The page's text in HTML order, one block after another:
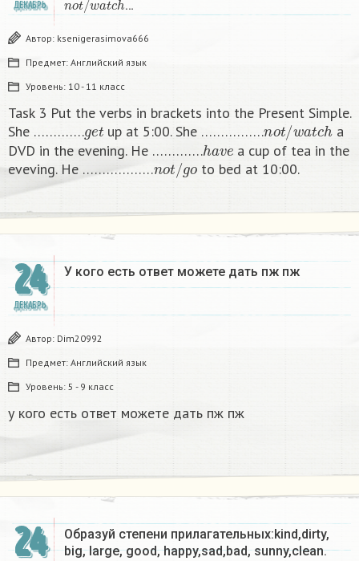
ДЕКАБРЬ …
Автор: ksenigerasimova666
Предмет: Английский язык
Уровень: 10 - 11 класс
Task 3 Put the verbs in brackets into the Present Simple.
She ………….ge tup at 5:00. She …………….not/watcha
DVD in the evening. He ………….have a cup of tea in the
eveving. He ………………not/go to bed at 10:00. ​
24
ДЕКАБРЬ
У кого есть ответ можете дать пж пж ​
Автор: Dim20992
Предмет: Английский язык
Уровень: 5 - 9 класс
у кого есть ответ можете дать пж пж
24
Образуй степени прилагательных:kind,dirty,
big, large, good, happy,sad,bad, sunny,clean.​